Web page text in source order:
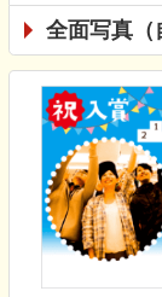
全面写真（